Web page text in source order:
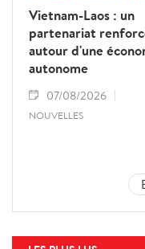
Vietnam-Laos : un
partenariat
autour d'une
autonome
07/08/2026
NOUVELLES